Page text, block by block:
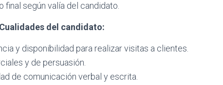
final según valía del candidato.
del candidato:
y disponibilidad para realizar visitas a clientes.
y de persuasión.
de comunicación verbal y escrita.